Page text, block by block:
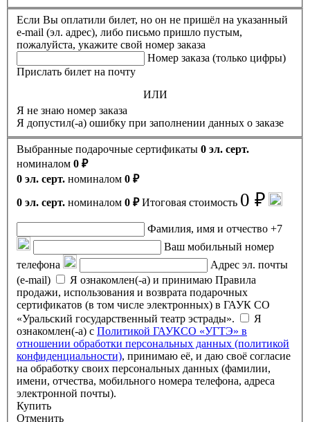
Если Вы оплатили билет, но он не пришёл на указанный
e-mail (эл. адрес), либо письмо пришло пустым,
пожалуйста, укажите свой номер заказа
Номер заказа (только цифры)
Прислать билет на почту
ИЛИ
Я не знаю номер заказа
Я допустил(-а) ошибку при заполнении данных о заказе
Выбранные подарочные сертификаты 0 эл. серт.
номиналом 0 ₽
0 эл. серт. номиналом 0 ₽
0 эл. серт. номиналом 0 ₽ Итоговая стоимость 0 ₽
Фамилия, имя и отчество +7
Ваш мобильный номер
телефона
Адрес эл. почты
(e-mail)
Я ознакомлен(-а) и принимаю Правила
продажи, использования и возврата подарочных
сертификатов (в том числе электронных) в ГАУК СО
«Уральский государственный театр эстрады».
Я
ознакомлен(-а) с Политикой ГАУКСО «УГТЭ» в
отношении обработки персональных данных (политикой
конфиденциальности), принимаю её, и даю своё согласие
на обработку своих персональных данных (фамилии,
имени, отчества, мобильного номера телефона, адреса
электронной почты).
Купить
Отменить